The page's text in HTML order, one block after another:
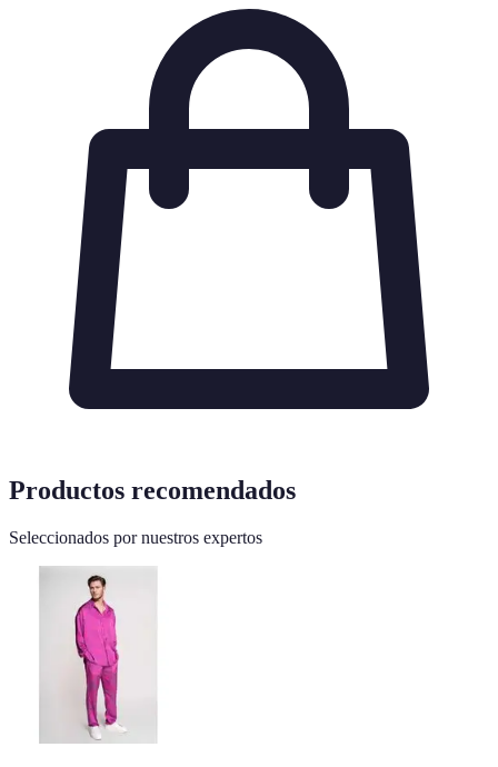
Productos recomendados
Seleccionados por nuestros expertos